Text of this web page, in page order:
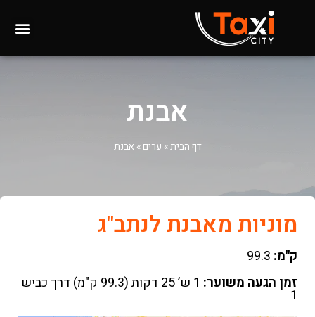
אבנת
דף הבית» ערים »אבנת
מוניות מאבנת לנתב"ג
ק"מ: 99.3
זמן הגעה משוער:
1 ש’ 25 דקות (99.3 ק"מ) דרך כביש
1